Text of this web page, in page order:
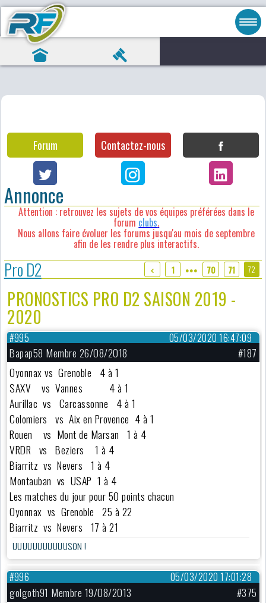
Forum Contactez-nous
Annonce
Attention : retrouvez les sujets de vos équipes préférées dans le
forum clubs.
Nous allons faire évoluer les forums jusqu'au mois de septembre
afin de les rendre plus interactifs.
Pro D2 1 ●●● 70 71 72
PRONOSTICS PRO D2 SAISON 2019 -
2020
05/03/2020 16:47:09
#995
Bapap58 Membre 26/08/2018
#187
Oyonnax vs Grenoble 4 à 1
SAXV vs Vannes 4 à 1
Aurillac vs Carcassonne 4 à 1
Colomiers vs Aix en Provence 4 à 1
Rouen vs Mont de Marsan 1 à 4
VRDR vs Beziers 1 à 4
Biarritz vs Nevers 1 à 4
Montauban vs USAP 1 à 4
Les matches du jour pour 50 points chacun
Oyonnax vs Grenoble 25 à 22
Biarritz vs Nevers 17 à 21
UUUUUUUUUUUSON !
05/03/2020 17:01:28
#996
golgoth91 Membre 19/08/2013
#375